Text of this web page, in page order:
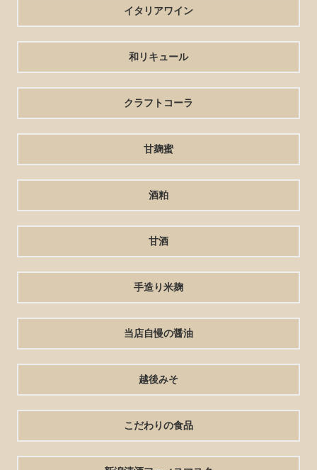
イタリアワイン
和リキュール
クラフトコーラ
甘麹蜜
酒粕
甘酒
手造り米麹
当店自慢の醤油
越後みそ
こだわりの食品